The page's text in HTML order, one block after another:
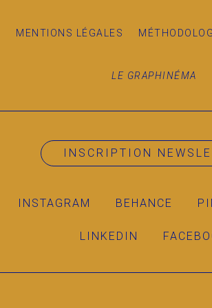
MENTIONS LÉGALES
LE GRAPHINÉMA
INSCRIPTION
INSTAGRAM BEHANCE
LINKEDIN